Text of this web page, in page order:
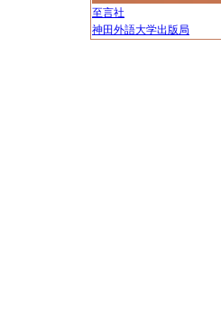
至言社
神田外語大学出版局